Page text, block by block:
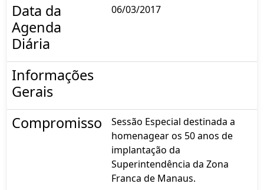
Data da
Agenda
Diária
06/03/2017
Informações
Gerais
Compromisso
Sessão Especial destinada a
homenagear os 50 anos de
implantação da
Superintendência da Zona
Franca de Manaus.